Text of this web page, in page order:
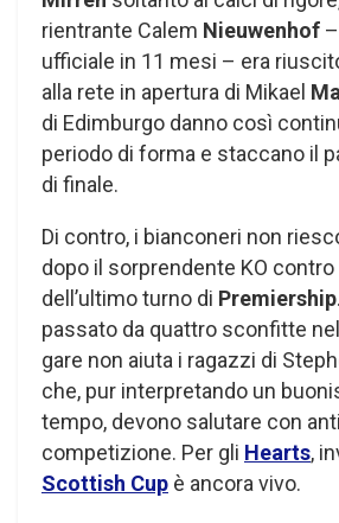
rientrante Calem Nieuwenhof
ufficiale in 11 mesi – era
alla rete in apertura di Mikael
di Edimburgo danno così
periodo di forma e staccano il
di finale.
Di contro, i bianconeri non
dopo il sorprendente KO contro
dell’ultimo turno di Premiership
passato da quattro sconfitte
gare non aiuta i ragazzi di
che, pur interpretando un
tempo, devono salutare con
competizione. Per gli Hearts,
Scottish Cup è ancora vivo.